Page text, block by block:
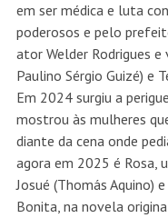
em ser médica e luta
poderosos e pelo
ator Welder Rodrigues
Paulino Sérgio Guizé) e
Em 2024 surgiu a
mostrou às mulheres
diante da cena onde
agora em 2025 é Rosa,
Josué (Thomás Aquino)
Bonita, na novela